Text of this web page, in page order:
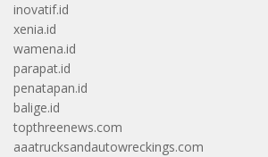
inovatif.id
xenia.id
wamena.id
parapat.id
penatapan.id
balige.id
topthreenews.com
aaatrucksandautowreckings.com